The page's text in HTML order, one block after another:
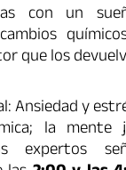
con un
que los
Ansiedad y
la mente
expertos